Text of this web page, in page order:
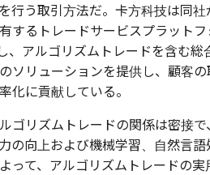
行う取引方法だ。卡方科技は同社
するトレードサービスプラットフ
、アルゴリズムトレードを含む総
ソリューションを提供し、顧客の
化に貢献している。
ゴリズムトレードの関係は密接で
の向上および機械学習、自然言語
って、アルゴリズムトレードの実